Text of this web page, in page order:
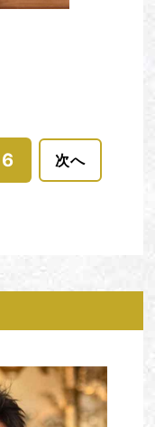
6 次へ